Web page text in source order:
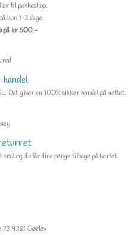
til pakkeshop.
kun 1-2 dage.
på kr 500.-
Det giver en 100% sikker handel på nettet.
og du får dine penge tilbage på kortet.
23 4281 Gørlev